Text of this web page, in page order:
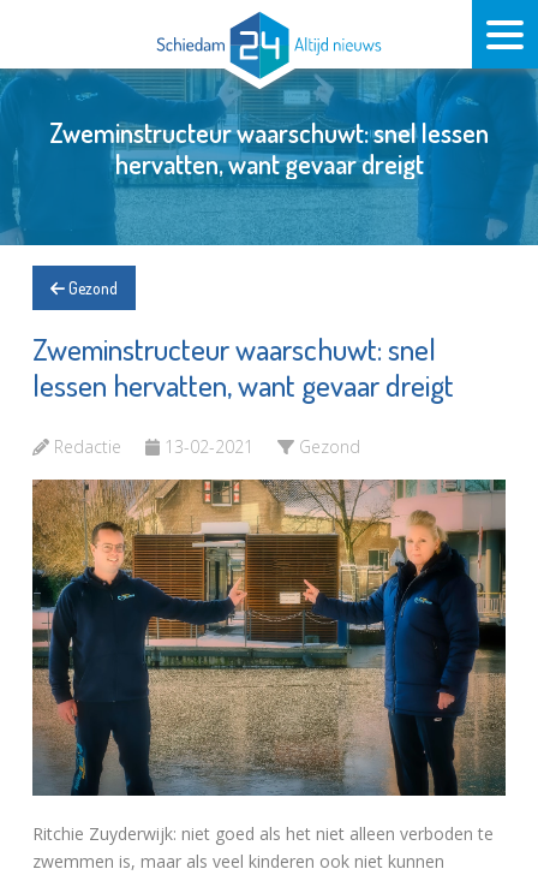
Zweminstructeur waarschuwt: snel lessen
hervatten, want gevaar dreigt
Gezond
Zweminstructeur waarschuwt: snel
lessen hervatten, want gevaar dreigt
Redactie 13-02-2021 Gezond
Ritchie Zuyderwijk: niet goed als het niet alleen verboden te
zwemmen is, maar als veel kinderen ook niet kunnen